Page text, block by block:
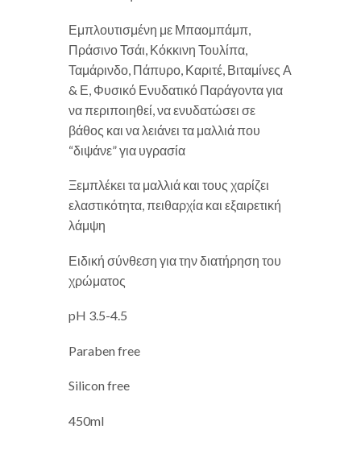
Εμπλουτισμένη με Μπαομπάμπ,
Πράσινο Τσάι, Κόκκινη Τουλίπα,
Ταμάρινδο, Πάπυρο, Καριτέ, Βιταμίνες Α
& Ε, Φυσικό Ενυδατικό Παράγοντα για
να περιποιηθεί, να ενυδατώσει σε
βάθος και να λειάνει τα μαλλιά που
“διψάνε” για υγρασία
Ξεμπλέκει τα μαλλιά και τους χαρίζει
ελαστικότητα, πειθαρχία και εξαιρετική
λάμψη
Ειδική σύνθεση για την διατήρηση του
χρώματος
pH 3.5-4.5
Paraben free
Silicon free
450ml